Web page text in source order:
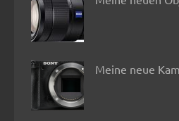
Meine neue